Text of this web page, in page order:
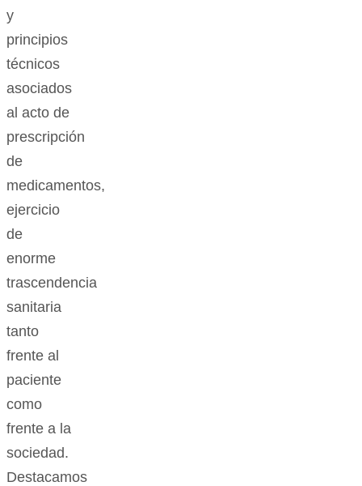
y
principios
técnicos
asociados
al acto de
prescripción
de
medicamentos,
ejercicio
de
enorme
trascendencia
sanitaria
tanto
frente al
paciente
como
frente a la
sociedad.
Destacamos